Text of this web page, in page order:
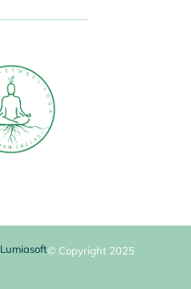
Lumiasoft© Copyright 2025